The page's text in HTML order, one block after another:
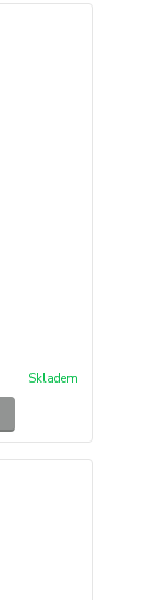
Skladem